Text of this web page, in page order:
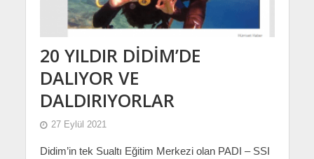
20 YILDIR DİDİM’DE
DALIYOR VE
DALDIRIYORLAR
27 Eylül 2021
Didim’in tek Sualtı Eğitim Merkezi olan PADI – SSI